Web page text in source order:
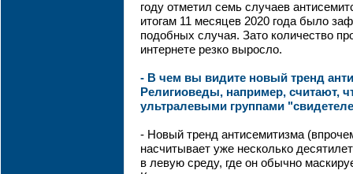
году отметил семь случаев
итогам 11 месяцев 2020 года было
подобных случая. Зато количество
интернете резко выросло.
- В чем вы видите новый тренд
Религиоведы, например, считают,
ультралевыми группами
- Новый тренд антисемитизма
насчитывает уже несколько
в левую среду, где он обычно